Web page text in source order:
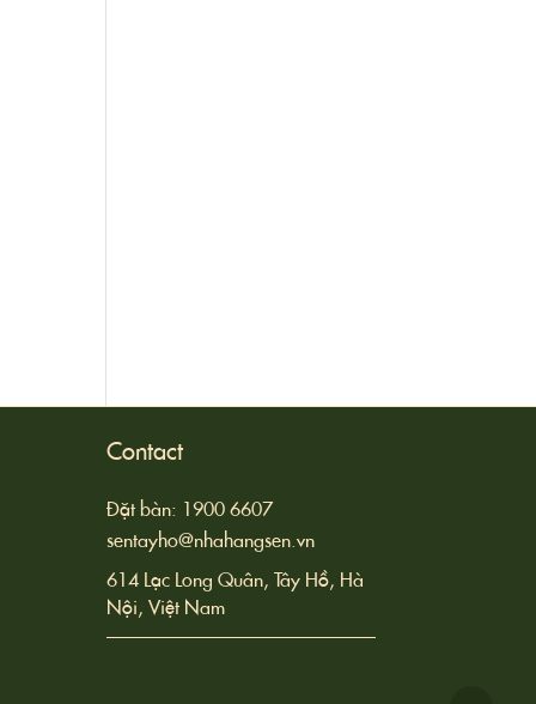
Contact
Đặt bàn: 1900 6607
sentayho@nhahangsen.vn
614 Lạc Long Quân, Tây Hồ, Hà
Nội, Việt Nam